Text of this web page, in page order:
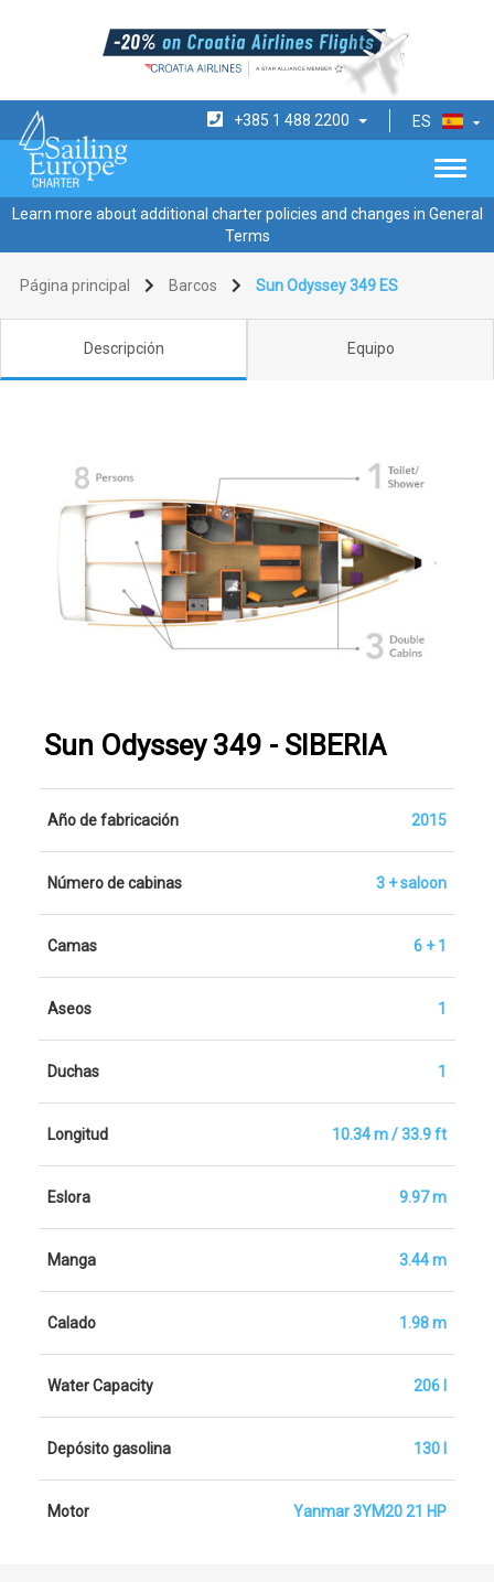
ES
+385 1 488 2200
Learn more about additional charter policies and changes in General
Terms
Página principal Barcos Sun Odyssey 349 ES
Descripción Equipo
Sun Odyssey 349 - SIBERIA
Año de fabricación 2015
Número de cabinas 3 + saloon
Camas 6 + 1
Aseos 1
Duchas 1
Longitud 10.34 m / 33.9 ft
Eslora 9.97 m
Manga 3.44 m
Calado 1.98 m
Water Capacity 206 l
Depósito gasolina 130 l
Motor Yanmar 3YM20 21 HP